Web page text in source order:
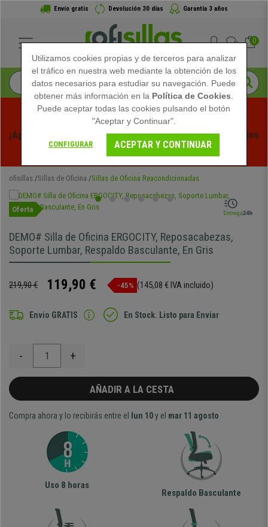
Envío gratis Devolución 30 días Garantía 3 años
0
¡Aprovecha las Rebajas de Verano en Ofisillas! Descuentos
Exclusivos por Tiempo Limitado - Ver Promo
ofisillas Sillas de Oficina Sillas de Oficina Reacondicionadas
Oferta
DEMO# Silla de Oficina ERGOCITY, Reposacabezas,
Soporte Lumbar, Respaldo Basculante, En Gris
219,90 € 119,90 € -45% (145,08 € IVA incluido)
Envio GRATIS En Stock. Listo para Enviar
- +
AÑADIR A LA CESTA
Compra ahora y lo recibirás entre el lun 10y el mar 11 agosto
Uso 8 horas
Respaldo Basculante
Utilizamos cookies propias y de terceros para analizar
el tráfico en nuestra web mediante la obtención de los
datos necesarios para estudiar su navegación. Puede
obtener más información en la Política de Cookies
Puede aceptar todas las cookies pulsando el botón
"Aceptar y Continuar".
CONFIGURAR ACEPTAR Y CONTINUAR